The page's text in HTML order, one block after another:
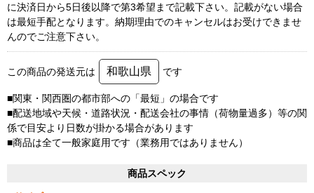
に決済日から5日後以降で第3希望まで記載下さい。記載がない場合
は最短手配となります。納期理由でのキャンセルはお受けできませ
んのでご注意下さい。
この商品の発送元は 和歌山県 です
■関東・関西圏の都市部への「最短」の場合です
■配送地域や天候・道路状況・配送会社の事情（荷物量過多）等の関
係で目安より日数が掛かる場合があります
■商品は全て一般家庭用です（業務用ではありません）
商品スペック